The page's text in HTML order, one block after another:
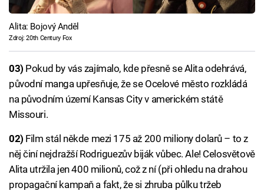
Alita: Bojový Anděl
Zdroj: 20th Century Fox
03) Pokud by vás zajímalo, kde přesně se Alita odehrává,
původní manga upřesňuje, že se Ocelové město rozkládá
na původním území Kansas City v americkém státě
Missouri.
02) Film stál někde mezi 175 až 200 miliony dolarů – to z
něj činí nejdražší Rodriguezův biják vůbec. Ale! Celosvětově
Alita utržila jen 400 milionů, což z ní (při ohledu na drahou
propagační kampaň a fakt, že si zhruba půlku tržeb